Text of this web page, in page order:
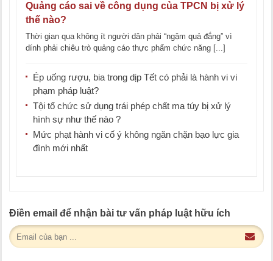
Quảng cáo sai về công dụng của TPCN bị xử lý
thế nào?
Thời gian qua không ít người dân phải “ngậm quả đắng” vì
dính phải chiêu trò quảng cáo thực phẩm chức năng [...]
Ép uống rượu, bia trong dịp Tết có phải là hành vi vi
phạm pháp luật?
Tội tổ chức sử dụng trái phép chất ma túy bị xử lý
hình sự như thế nào ?
Mức phạt hành vi cố ý không ngăn chặn bạo lực gia
đình mới nhất
Điền email để nhận bài tư vấn pháp luật hữu ích